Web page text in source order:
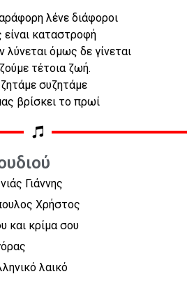
λένε διάφοροι
καταστροφή
λύνεται όμως δε γίνεται
τέτοια ζωή.
συζητάμε
βρίσκει το πρωί
Γιάννης
Χρήστος
και κρίμα σου
λαικό